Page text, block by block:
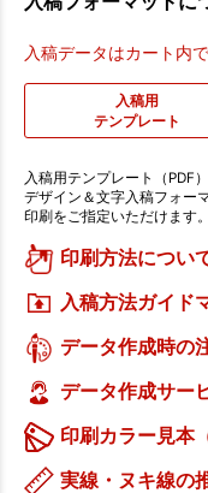
入稿データはカート内
入稿用
テンプレート
入稿用テンプレート（PDF
デザイン＆文字入稿フォー
印刷をご指定いただけます。
印刷方法につい
入稿方法ガイド
データ作成時の
データ作成サー
印刷カラー見本
実線・ヌキ線の